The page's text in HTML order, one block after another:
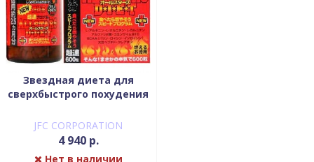
Звездная диета для
сверхбыстрого похудения
JFC CORPORATION
4 940 р.
Нет в наличии